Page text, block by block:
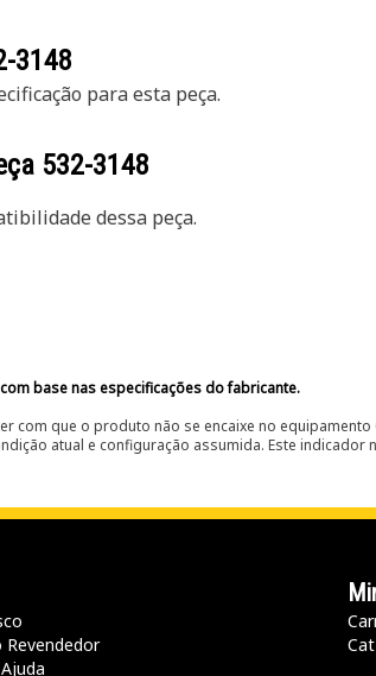
3148
para esta peça.
532-3148
dessa peça.
base nas especificações do fabricante.
com que o produto não se encaixe no
atual e configuração assumida. Este
Revendedor